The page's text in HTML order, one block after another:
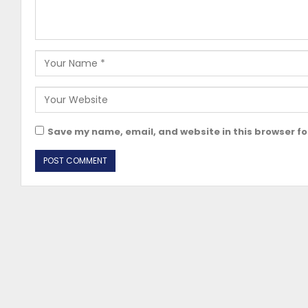
Save my name, email, and website in this browser